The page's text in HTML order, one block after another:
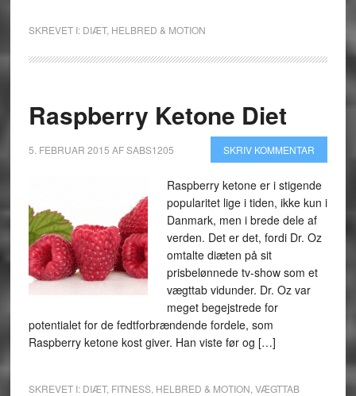
SKREVET I: DIÆT, HELBRED & MOTION
Raspberry Ketone Diet
5. FEBRUAR 2015 AFSABS1205 SKRIV KOMMENTAR
Raspberry ketone er i stigende
popularitet lige i tiden, ikke kun i
Danmark, men i brede dele af
verden. Det er det, fordi Dr. Oz
omtalte diæten på sit
prisbelønnede tv-show som et
vægttab vidunder. Dr. Oz var
meget begejstrede for
potentialet for de fedtforbrændende fordele, som
Raspberry ketone kost giver. Han viste før og […]
SKREVET I: DIÆT, FITNESS, HELBRED & MOTION VÆGTTAB